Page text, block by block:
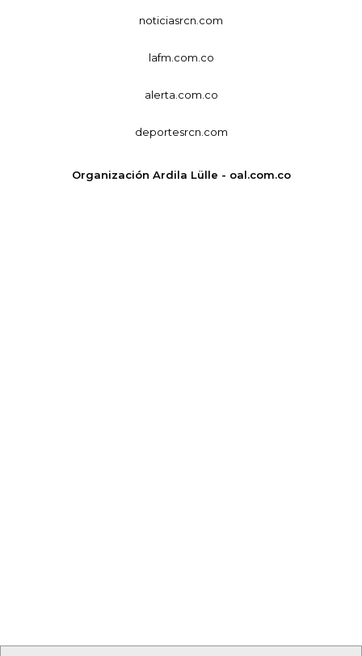
noticiasrcn.com
lafm.com.co
alerta.com.co
deportesrcn.com
Organización Ardila Lülle - oal.com.co